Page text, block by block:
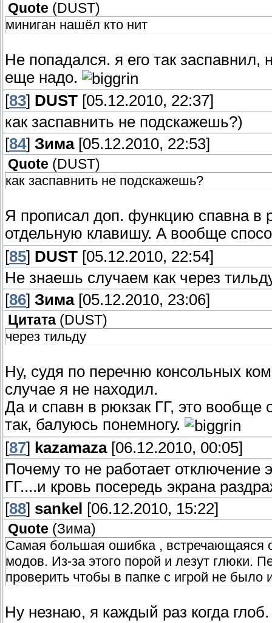
Quote ( DUST)
миниган нашёл кто нит
Не попадался. я его так заспавнил,
еще надо.
[83] DUST [05.12.2010, 22:37]
как заспавнить не подскажешь?)
[84] Зима[05.12.2010, 22:53]
Quote ( DUST)
как заспавнить не подскажешь?
Я прописал доп. функцию спавна в
отдельную клавишу. А вообще
[85] DUST [05.12.2010, 22:54]
Не знаешь случаем как через
[86] Зима[05.12.2010, 23:06]
Цитата ( DUST)
через тильду
Ну, судя по перечню консольных
случае я не находил.
Да и спавн в рюкзак ГГ, это
так, балуюсь понемногу.
[87] kazamaza[06.12.2010, 00:05]
Почему то не работает
ГГ....и кровь посередь экрана
[88] sankel [06.12.2010, 15:22]
Quote (Зима)
Самая большая ошибка , встречающаяся
модов. Из-за этого порой и лезут
проверить чтобы в папке с игрой не
Ну незнаю, я каждый раз когда